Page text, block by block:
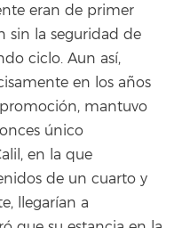
eran de primer
sin la seguridad de
ciclo. Aun así,
en los años
mantuvo
único
en la que
de un cuarto y
llegarían a